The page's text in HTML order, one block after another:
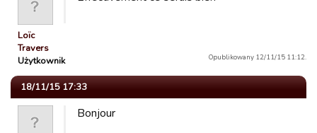
Loïc
Travers
Użytkownik
Opublikowany 12/11/15 11:12.
18/11/15 17:33
Bonjour